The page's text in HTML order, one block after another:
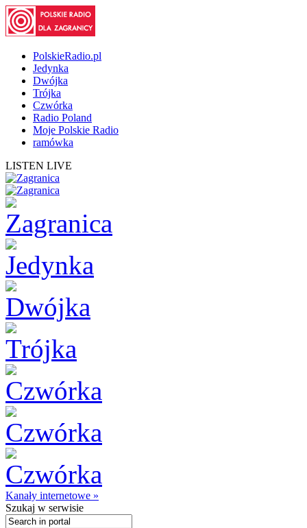
PolskieRadio.pl
Jedynka
Dwójka
Trójka
Czwórka
Radio Poland
Moje Polskie Radio
ramówka
LISTEN LIVE
Kanały internetowe »
Szukaj w serwisie